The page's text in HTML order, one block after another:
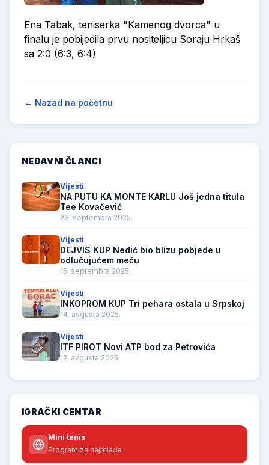
Ena Tabak, teniserka "Kamenog dvorca" u
finalu je pobijedila prvu nositeljicu Soraju Hrkaš
sa 2:0 (6:3, 6:4)
← Nazad na početnu
NEDAVNI ČLANCI
Vijesti
NA PUTU KA MONTE KARLU Još jedna titula
Tee Kovačević
23. septembra 2025.
Vijesti
DEJVIS KUP Nedić bio blizu pobjede u
odlučujućem meču
15. septembra 2025.
Vijesti
INKOPROM KUP Tri pehara ostala u Srpskoj
14. avgusta 2025.
Vijesti
ITF PIROT Novi ATP bod za Petrovića
12. avgusta 2025.
IGRAČKI CENTAR
Mini tenis
Program za najmlađe